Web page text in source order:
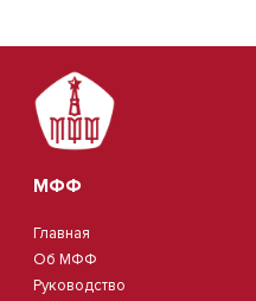
МФФ
Главная
Об МФФ
Руководство